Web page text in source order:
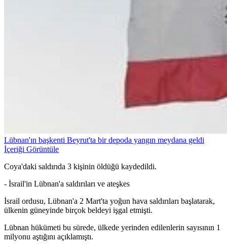
Lübnan'ın başkenti Beyrut'ta bir depoda yangın meydana geldi
İçeriği Görüntüle
Coya'daki saldırıda 3 kişinin öldüğü kaydedildi.
- İsrail'in Lübnan'a saldırıları ve ateşkes
İsrail ordusu, Lübnan'a 2 Mart'ta yoğun hava saldırıları başlatarak,
ülkenin güneyinde birçok beldeyi işgal etmişti.
Lübnan hükümeti bu sürede, ülkede yerinden edilenlerin sayısının 1
milyonu aştığını açıklamıştı.